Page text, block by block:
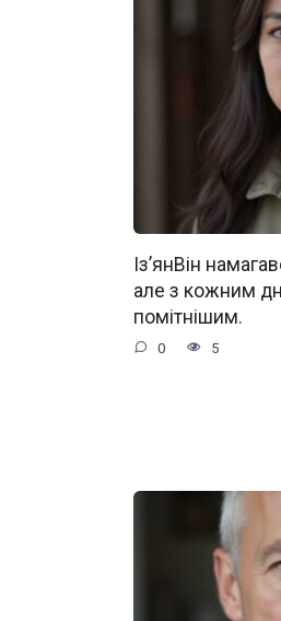
Із’янВін
але з кожним
помітнішим.
0 5